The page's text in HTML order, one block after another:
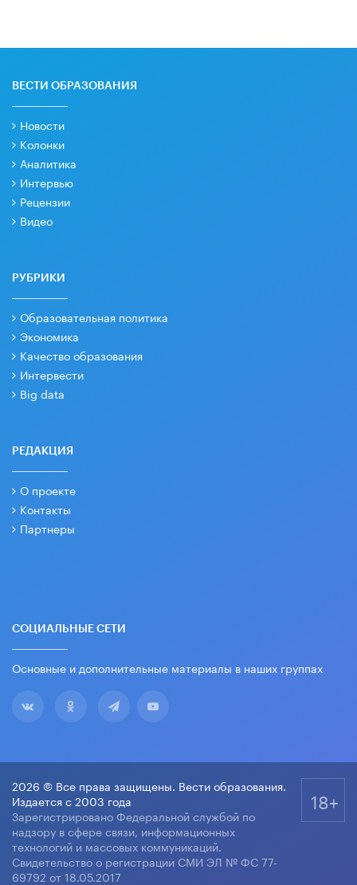
ВЕСТИ ОБРАЗОВАНИЯ
Новости
Колонки
Аналитика
Интервью
Рецензии
Видео
РУБРИКИ
Образовательная политика
Экономика
Качество образования
Интервести
Big data
РЕДАКЦИЯ
О проекте
Контакты
Партнеры
СОЦИАЛЬНЫЕ СЕТИ
Основные и дополнительные материалы в наших группах
2026 © Все права защищены. Вести образования.
Издается с 2003 года
Зарегистрировано Федеральной службой по
надзору в сфере связи, информационных
технологий и массовых коммуникаций.
Свидетельство о регистрации СМИ ЭЛ № ФС 77-
69792 от 18.05.2017
18+